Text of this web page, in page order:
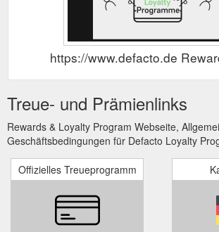
https://www.defacto.de
Treue- und Prämienlinks
Rewards & Loyalty Program Webseite,
Geschäftsbedingungen für Defacto Loyalty
Offizielles Treueprogramm